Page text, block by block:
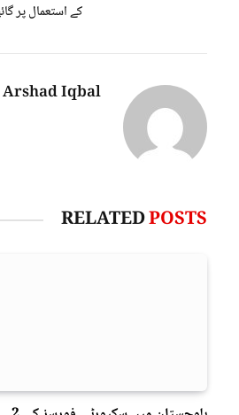
کے استعمال پر
Arshad Iqbal
RELATEDPOSTS